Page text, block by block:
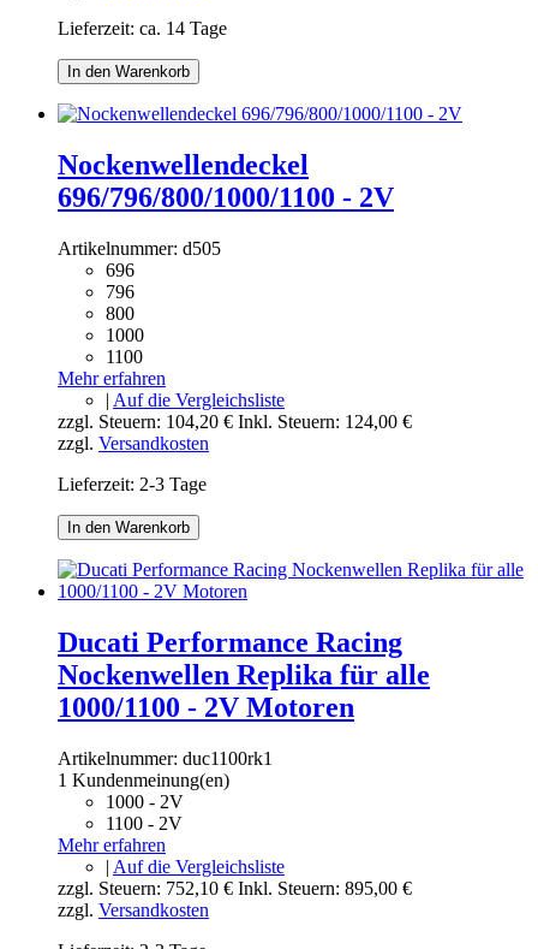
Lieferzeit: ca. 14 Tage
In den Warenkorb
Nockenwellendeckel
696/796/800/1000/1100 - 2V
Artikelnummer: d505
696
796
800
1000
1100
Mehr erfahren
| Auf die Vergleichsliste
zzgl. Steuern: 104,20 € Inkl. Steuern: 124,00 €
zzgl. Versandkosten
Lieferzeit: 2-3 Tage
In den Warenkorb
Ducati Performance Racing
Nockenwellen Replika für alle
1000/1100 - 2V Motoren
Artikelnummer: duc1100rk1
1 Kundenmeinung(en)
1000 - 2V
1100 - 2V
Mehr erfahren
| Auf die Vergleichsliste
zzgl. Steuern: 752,10 € Inkl. Steuern: 895,00 €
zzgl. Versandkosten